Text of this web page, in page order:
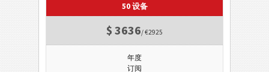
50 设备
$ 3636/ €2925
年度
订阅